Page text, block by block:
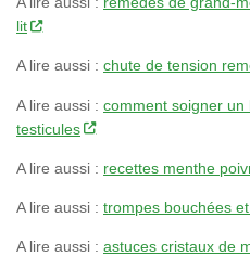
lit
A lire aussi : chute de tension
A lire aussi : comment soigner
testicules
A lire aussi : recettes menthe
A lire aussi : trompes bouchées
A lire aussi : astuces cristaux de